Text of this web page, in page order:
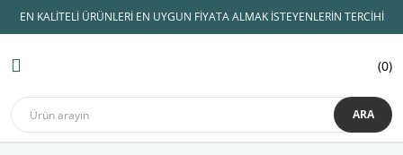
EN KALİTELİ ÜRÜNLERİ EN UYGUN FİYATA ALMAK İSTEYENLERİN TERCİHİ
ARA
0
Geri Dön
AMİGURUMİ İPLERİ
Lady Yarn
Yarnart
Geri Dön
KADİFE İPLER
Himalaya kadife
Geri Dön
Dolphin Baby
Dolphin Baby Fine
Etrofil kadife
Geri Dön
ÖRGÜ İPLERİ
Koton İpler
Lif İpleri
Geri Dön
ŞİŞLER ve TIĞLAR
Tulip TIĞ
Knitpro
Geri Dön
AMİGURUMİ MALZEMELERİ
Amigurumi Göz
Amigurumi Aksesuar
Geri Dön
Hobi Malzemeleri
Çanta İpleri
Çanta Malzemeleri